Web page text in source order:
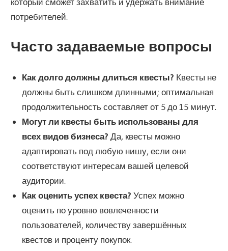
потребителей.
Часто задаваемые вопросы
Как долго должны длиться квесты? Квесты не
должны быть слишком длинными; оптимальная
продолжительность составляет от 5 до 15 минут.
Могут ли квесты быть использованы для
всех видов бизнеса? Да, квесты можно
адаптировать под любую нишу, если они
соответствуют интересам вашей целевой
аудитории.
Как оценить успех квеста? Успех можно
оценить по уровню вовлеченности
пользователей, количеству завершённых
квестов и проценту покупок.